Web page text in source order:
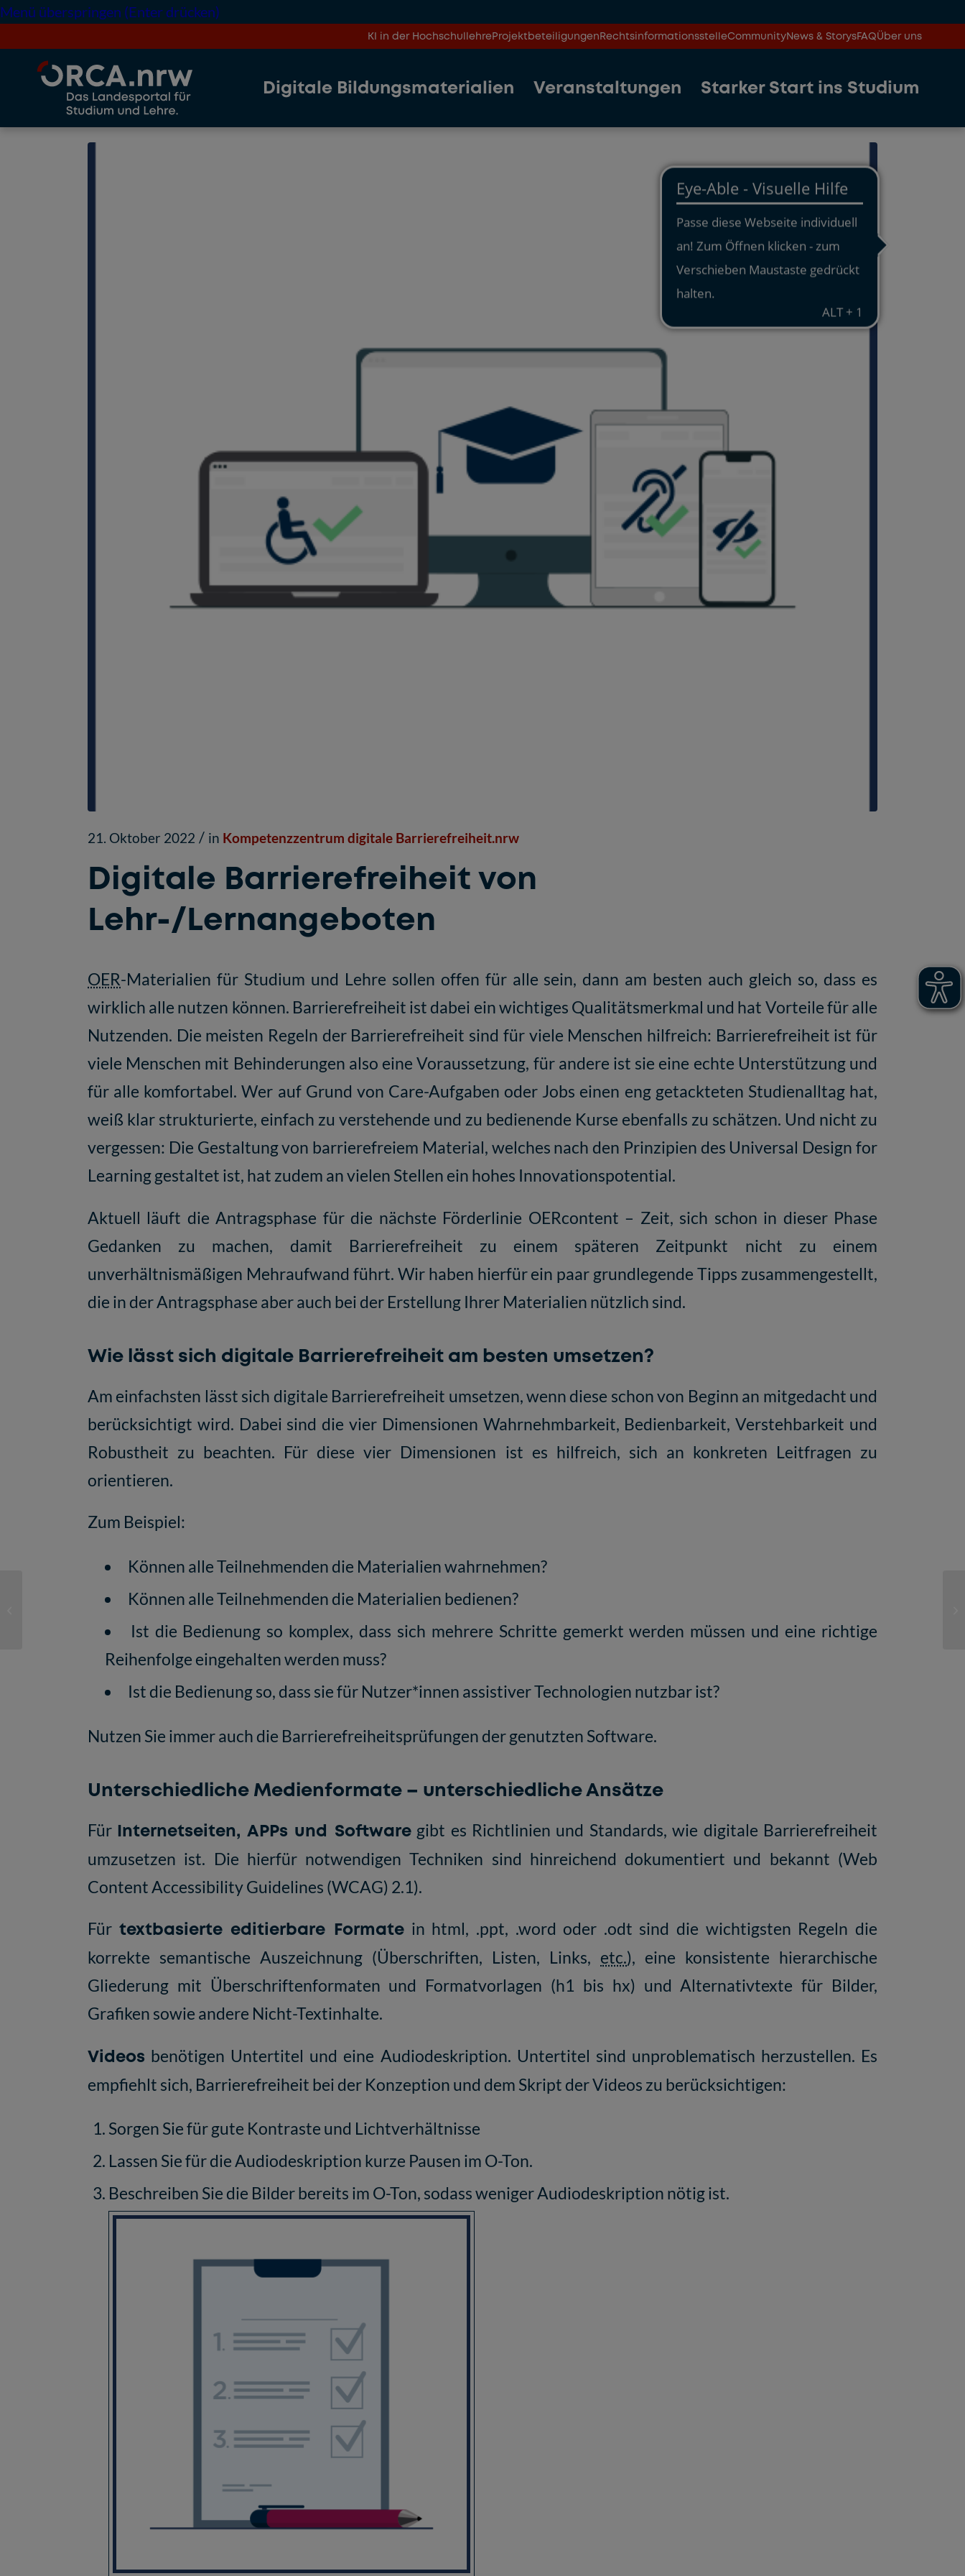
Menü überspringen (Enter drücken)
KI in der HochschullehreProjektbeteiligungenRechtsinformationsstelleCommunityNews & StorysFAQÜber uns
Digitale Bildungsmaterialien Veranstaltungen Starker Start ins Studium
Digitale Barrierefreiheit von
Lehr-/Lernangeboten
21. Oktober 2022 / in Kompetenzzentrum digitale Barrierefreiheit.nrw
OER-Materialien für Studium und Lehre sollen offen für alle sein, dann am besten auch gleich so, dass es
wirklich alle nutzen können. Barrierefreiheit ist dabei ein wichtiges Qualitätsmerkmal und hat Vorteile für alle
Nutzenden. Die meisten Regeln der Barrierefreiheit sind für viele Menschen hilfreich: Barrierefreiheit ist für
viele Menschen mit Behinderungen also eine Voraussetzung, für andere ist sie eine echte Unterstützung und
für alle komfortabel. Wer auf Grund von Care-Aufgaben oder Jobs einen eng getackteten Studienalltag hat,
weiß klar strukturierte, einfach zu verstehende und zu bedienende Kurse ebenfalls zu schätzen. Und nicht zu
vergessen: Die Gestaltung von barrierefreiem Material, welches nach den Prinzipien des Universal Design for
Learninggestaltet ist, hat zudem an vielen Stellen ein hohes Innovationspotential.
Aktuell läuft die Antragsphase für die nächste Förderlinie OERcontent – Zeit, sich schon in dieser Phase
Gedanken zu machen, damit Barrierefreiheit zu einem späteren Zeitpunkt nicht zu einem
unverhältnismäßigen Mehraufwand führt. Wir haben hierfür ein paar grundlegende Tipps zusammengestellt,
die in der Antragsphase aber auch bei der Erstellung Ihrer Materialien nützlich sind.
Wie lässt sich digitale Barrierefreiheit am besten umsetzen?
Am einfachsten lässt sich digitale Barrierefreiheit umsetzen, wenn diese schon von Beginn an mitgedacht und
berücksichtigt wird. Dabei sind die vier Dimensionen Wahrnehmbarkeit, Bedienbarkeit, Verstehbarkeit und
Robustheit zu beachten. Für diese vier Dimensionen ist es hilfreich, sich an konkreten Leitfragen zu
orientieren.
Zum Beispiel:
Können alle Teilnehmenden die Materialien wahrnehmen?
Können alle Teilnehmenden die Materialien bedienen?
Ist die Bedienung so komplex, dass sich mehrere Schritte gemerkt werden müssen und eine richtige
Reihenfolge eingehalten werden muss?
Ist die Bedienung so, dass sie für Nutzer*innen assistiver Technologien nutzbar ist?
Nutzen Sie immer auch die Barrierefreiheitsprüfungen der genutzten Software.
Unterschiedliche Medienformate – unterschiedliche Ansätze
Für Internetseiten, APPs und Softwaregibt es Richtlinien und Standards, wie digitale Barrierefreiheit
umzusetzen ist. Die hierfür notwendigen Techniken sind hinreichend dokumentiert und bekannt (Web
Content Accessibility Guidelines (WCAG) 2.1).
Für textbasierte editierbare Formatein html, .ppt, .word oder .odt sind die wichtigsten Regeln die
korrekte semantische Auszeichnung (Überschriften, Listen, Links, etc.), eine konsistente hierarchische
Gliederung mit Überschriftenformaten und Formatvorlagen (h1 bis hx) und Alternativtexte für Bilder,
Grafiken sowie andere Nicht-Textinhalte.
Videos benötigen Untertitel und eine Audiodeskription. Untertitel sind unproblematisch herzustellen. Es
empfiehlt sich, Barrierefreiheit bei der Konzeption und dem Skript der Videos zu berücksichtigen:
Sorgen Sie für gute Kontraste und Lichtverhältnisse
Lassen Sie für die Audiodeskription kurze Pausen im O-Ton.
Beschreiben Sie die Bilder bereits im O-Ton, sodass weniger Audiodeskription nötig ist.
KI:edu.nrw: Künstliche